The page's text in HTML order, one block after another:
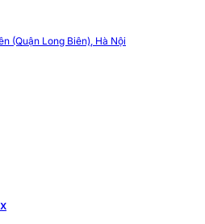
(Quận Long Biên), Hà Nội